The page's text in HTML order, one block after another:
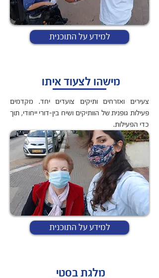
למידע על התוכנית
מישהו לצעוד איתו
צעירים ואזרחים ותיקים צועדים יחד. מקדמים
פעילות גופנית של הוותיקים ושיח בין-דורי ייחודי, תוך
כדי הפעילות.
למידע על התוכנית
מלגת בסטי